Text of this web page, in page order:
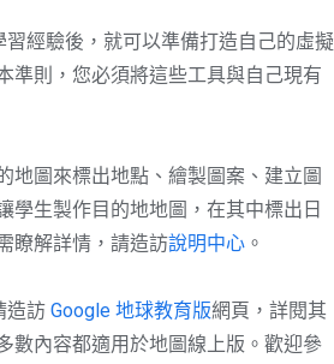
經驗後，就可以準備打造自己的虛擬
準則，您必須將這些工具與自己現有
地圖來標出地點、繪製圖案、建立圖
學生製作目的地地圖，在其中標出日
瞭解詳情，請造訪說明中心 。
造訪 Google 地球教育版網頁，詳閱其
數內容都適用於地圖線上版。歡迎參